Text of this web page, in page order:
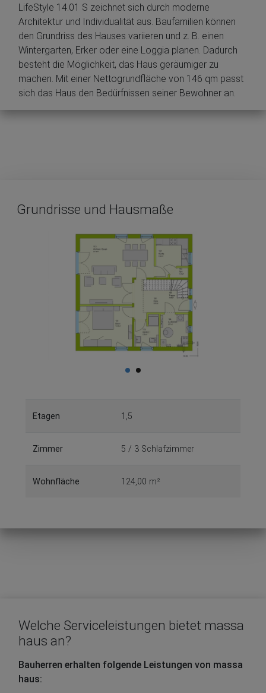
LifeStyle 14.01 S zeichnet sich durch moderne
Architektur und Individualität aus. Baufamilien können
den Grundriss des Hauses variieren und z. B. einen
Wintergarten, Erker oder eine Loggia planen. Dadurch
besteht die Möglichkeit, das Haus geräumiger zu
machen. Mit einer Nettogrundfläche von 146 qm passt
sich das Haus den Bedürfnissen seiner Bewohner an.
Grundrisse und Hausmaße
Etagen 1,5
Zimmer 5 / 3 Schlafzimmer
Wohnfläche 124,00 m²
Welche Serviceleistungen bietet massa
haus an?
Bauherren erhalten folgende Leistungen von massa
haus: